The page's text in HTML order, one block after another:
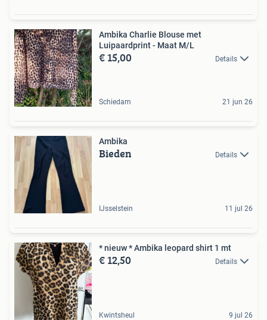
Ambika Charlie Blouse met
Luipaardprint - Maat M/L
€ 15,00 Details
Schiedam 21 jun 26
Ambika
Bieden Details
IJsselstein 11 jul 26
* nieuw * Ambika leopard shirt 1 mt
€ 12,50 Details
Kwintsheul 9 jul 26